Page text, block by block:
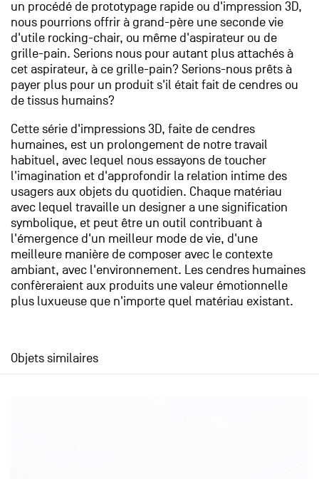
un procédé de prototypage rapide ou d'impression 3D,
nous pourrions offrir à grand-père une seconde vie
d'utile rocking-chair, ou même d'aspirateur ou de
grille-pain. Serions­ nous pour autant plus attachés à
cet aspirateur, à ce grille-pain? Serions-nous prêts à
payer plus pour un produit s'il était fait de cendres ou
de tissus humains?
Cette série d'impressions 3D, faite de cendres
humaines, est un prolongement de notre travail
habituel, avec lequel nous essayons de toucher
l'imagination et d'approfondir la relation intime des
usagers aux objets du quotidien. Chaque matériau
avec lequel travaille un designer a une signification
symbolique, et peut être un outil contribuant à
l'émergence d'un meilleur mode de vie, d'une
meilleure manière de composer avec le contexte
ambiant, avec l'environnement. Les cendres humaines
confèreraient aux produits une valeur émotionnelle
plus luxueuse que n'importe quel matériau existant.
Objets similaires